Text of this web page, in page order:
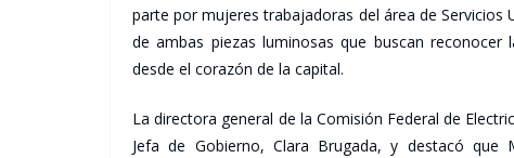
parte por mujeres trabajadoras del área de
de ambas piezas luminosas que buscan
desde el corazón de la capital.
La directora general de la Comisión Federal de
Jefa de Gobierno, Clara Brugada, y destacó